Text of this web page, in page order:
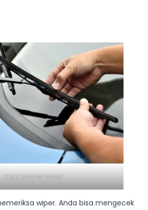
Cek kondisi wiper
wiper. Anda bisa mengecek